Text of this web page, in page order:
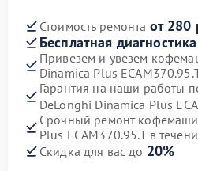
Стоимость ремонта от 280
Бесплатная диагностика
Привезем и увезем
Dinamica Plus
Гарантия на наши работы
DeLonghi Dinamica Plus
Срочный ремонт
Plus ECAM370.95.T в
Скидка для вас до 20%